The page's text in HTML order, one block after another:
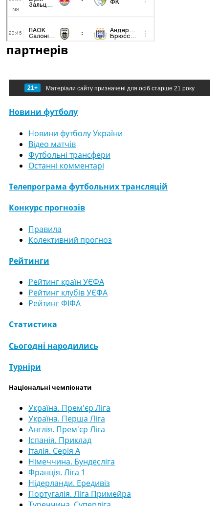
партнерів
21+ Матеріали сайту призначені для осіб старше 21 року
Новини футболу
Новини футболу України
Відео матчів
Футбольні трансфери
Останні комментарі
Телепрограма футбольних трансляцій
Конкурс прогнозів
Правила
Колективний прогноз
Рейтинги
Рейтинг країн УЄФА
Рейтинг клубів УЄФА
Рейтинг ФІФА
Статистика
Сьогодні народились
Турніри
Національні чемпіонати
Україна. Прем'єр Ліга
Україна. Перша Ліга
Англія. Прем'єр Ліга
Іспанія. Приклад
Італія. Серія А
Німеччина. Бундесліга
Франція. Ліга 1
Нідерланди. Ередивіз
Португалія. Ліга Примейра